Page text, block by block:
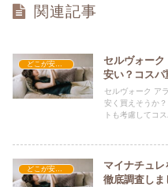
関連記事
どこが安い？-コスメ・美容品
セルヴォー
安い？コスパ
セルヴォーク ア
安く買えそうか
トも考慮してコ
どこが安い？-コスメ・美容品
マイナチュ
徹底調査しま